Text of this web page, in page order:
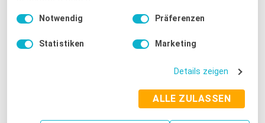
Impressum|Datenschutzbestimmungen
Notwendig Präferenzen
Statistiken Marketing
Details zeigen
ALLE ZULASSEN
jeden weiterempfehlen.
Möchten Sie mehr Kontrolle über Ihre Bewertungen?
Nehmen Sie jetzt mit ProvenExpert Ihre Reputation
selbst in die Hand.